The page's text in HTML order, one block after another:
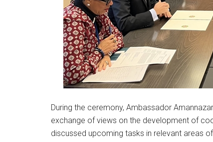
During the ceremony, Ambassador
exchange of views on the development of
discussed upcoming tasks in relevant areas